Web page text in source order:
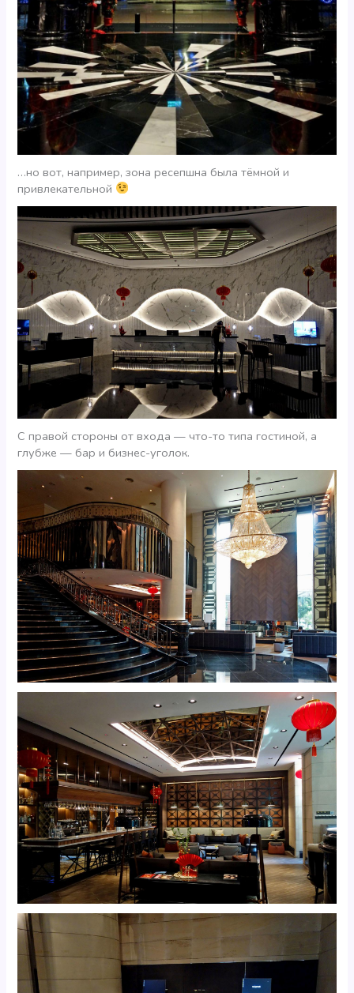
…но вот, например, зона ресепшна была тёмной и
привлекательной
С правой стороны от входа — что-то типа гостиной, а
глубже — бар и бизнес-уголок.